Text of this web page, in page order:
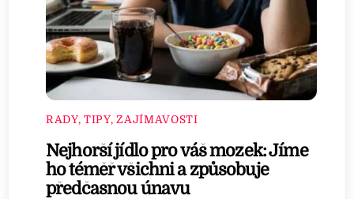
RADY, TIPY, ZAJÍMAVOSTI
Nejhorší jídlo pro váš mozek: Jíme
ho téměř všichni a způsobuje
předčasnou únavu